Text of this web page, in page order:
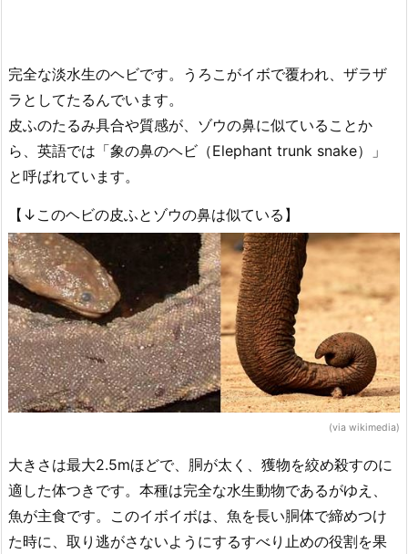
完全な淡水生のヘビです。うろこがイボで覆われ、ザラザ
ラとしてたるんでいます。
皮ふのたるみ具合や質感が、ゾウの鼻に似ていることか
ら、英語では「象の鼻のヘビ（Elephant trunk snake）」
と呼ばれています。
【↓このヘビの皮ふとゾウの鼻は似ている】
(via wikimedia)
大きさは最大2.5mほどで、胴が太く、獲物を絞め殺すのに
適した体つきです。本種は完全な水生動物であるがゆえ、
魚が主食です。このイボイボは、魚を長い胴体で締めつけ
た時に、取り逃がさないようにするすべり止めの役割を果